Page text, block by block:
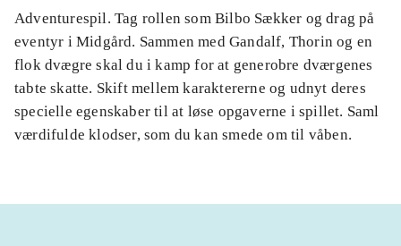
Adventurespil. Tag rollen som Bilbo Sækker og drag på
eventyr i Midgård. Sammen med Gandalf, Thorin og en
flok dvægre skal du i kamp for at generobre dværgenes
tabte skatte. Skift mellem karaktererne og udnyt deres
specielle egenskaber til at løse opgaverne i spillet. Saml
værdifulde klodser, som du kan smede om til våben.